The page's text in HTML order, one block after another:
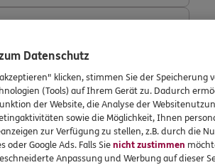
Datenschutz
klicken, stimmen Sie der Speicherung
(Tools) auf Ihrem Gerät zu. Dadurch
der Website, die Analyse der
sowie die Möglichkeit, Ihnen
zur Verfügung zu stellen, z.B. durch die
oder Google Ads. Falls Sienicht zustimmen
Anpassung und Werbung auf dieser